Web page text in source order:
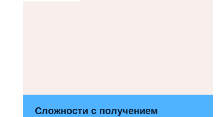
Сложности с получением